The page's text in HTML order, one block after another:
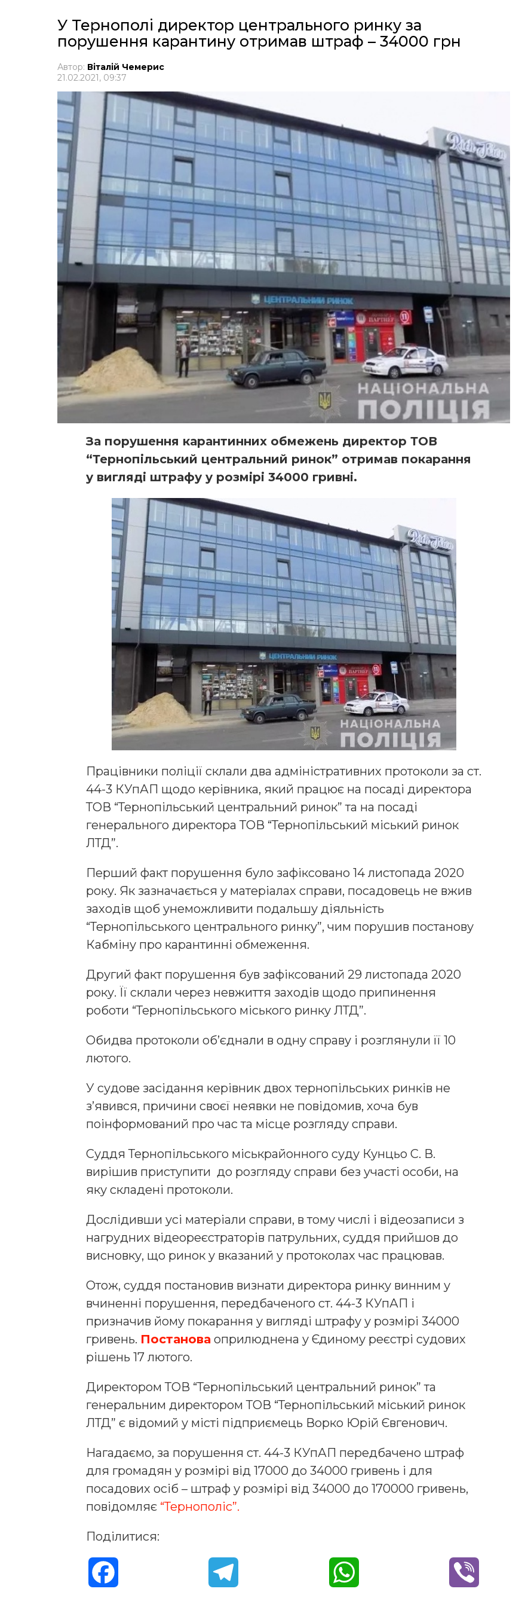
У Тернополі директор центрального ринку за
порушення карантину отримав штраф – 34000 грн
Автор: Віталій Чемерис
21.02.2021, 09:37
За порушення карантинних обмежень директор ТОВ
“Тернопільський центральний ринок” отримав покарання
у вигляді штрафу у розмірі 34000 гривні.
Працівники поліції склали два адміністративних протоколи за ст.
44-3 КУпАП щодо керівника, який працює на посаді директора
ТОВ “Тернопільський центральний ринок” та на посаді
генерального директора ТОВ “Тернопільський міський ринок
ЛТД”.
Перший факт порушення було зафіксовано 14 листопада 2020
року. Як зазначається у матеріалах справи, посадовець не вжив
заходів щоб унеможливити подальшу діяльність
“Тернопільського центрального ринку”, чим порушив постанову
Кабміну про карантинні обмеження.
Другий факт порушення був зафіксований 29 листопада 2020
року. Її склали через невжиття заходів щодо припинення
роботи “Тернопільського міського ринку ЛТД”.
Обидва протоколи об’єднали в одну справу і розглянули її 10
лютого.
У судове засідання керівник двох тернопільських ринків не
з’явився, причини своєї неявки не повідомив, хоча був
поінформований про час та місце розгляду справи.
Суддя Тернопільського міськрайонного суду Кунцьо С. В.
вирішив приступити до розгляду справи без участі особи, на
яку складені протоколи.
Дослідивши усі матеріали справи, в тому числі і відеозаписи з
нагрудних відеореєстраторів патрульних, суддя прийшов до
висновку, що ринок у вказаний у протоколах час працював.
Отож, суддя постановив визнати директора ринку винним у
вчиненні порушення, передбаченого ст. 44-3 КУпАП і
призначив йому покарання у вигляді штрафу у розмірі 34000
гривень. Постанова оприлюднена у Єдиному реєстрі судових
рішень 17 лютого.
Директором ТОВ “Тернопільський центральний ринок” та
генеральним директором ТОВ “Тернопільський міський ринок
ЛТД” є відомий у місті підприємець Ворко Юрій Євгенович.
Нагадаємо, за порушення ст. 44-3 КУпАП передбачено штраф
для громадян у розмірі від 17000 до 34000 гривень і для
посадових осіб – штраф у розмірі від 34000 до 170000 гривень,
повідомляє “Тернополіс”.
Поділитися: